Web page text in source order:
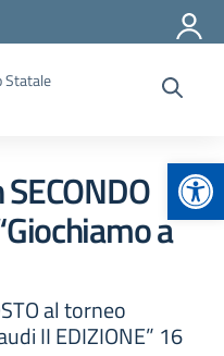
Statale
a
al torneo
II EDIZIONE” 16